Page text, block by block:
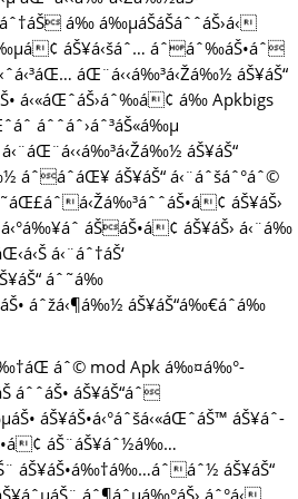
á‰ á‰µáŠ­áŠ­áˆˆáŠ›á‹
áŠ¥á‹šáˆ… áˆáˆ‰áŠ•áˆ
áŒ¨á‹‹á‰³á‹Žá‰½ áŠ¥áŠ“
á‹«áŒˆáŠ›áˆ‰á¢ á‰ Apkbigs
áˆˆáˆ›áˆ³áŠ«á‰µ
áŠ¥áŠ“
áˆáˆ­áŒ¥ áŠ¥áŠ“ á‹¨áˆšáˆ°áˆ©
áŠ¥áŠ›
áŠáŠ•á¢ áŠ¥áŠ› á‹¨á‰
á‹¨áˆ†áŠ‘
áˆ˜á‰
áˆžá‹¶á‰½ áŠ¥áŠ“á‰€áˆ­á‰
áˆ© mod Apk á‰¤á‰°-
áŠ¥áŠ“áˆ
áŠ¥áŠ•á‹°áˆšá‹«áŒˆáŠ™ áŠ¥áˆ­
áŠ¨áŠ¥áˆ½á‰…
áŠ¥áŠ•á‰†á‰…áˆáˆ½ áŠ¥áŠ“
áˆ¶áˆµá‰°áŠ› áˆ°á‹